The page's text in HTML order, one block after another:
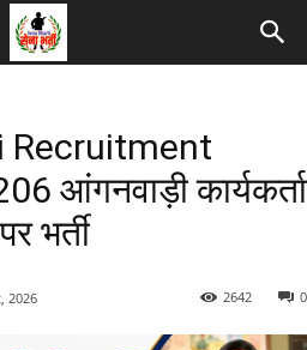
Recruitment
आंगनवाड़ी कार्यकर्ता
भर्ती
0
2642
2026